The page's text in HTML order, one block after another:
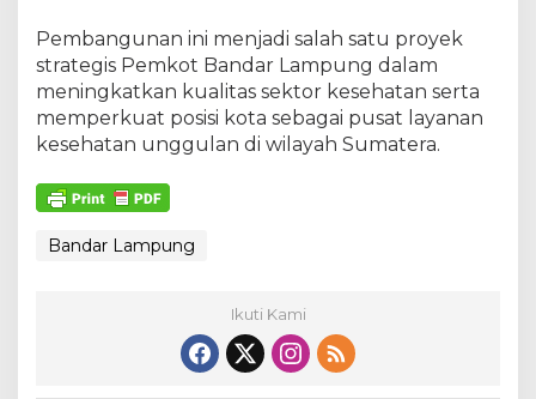
Pembangunan ini menjadi salah satu proyek
strategis Pemkot Bandar Lampung dalam
meningkatkan kualitas sektor kesehatan serta
memperkuat posisi kota sebagai pusat layanan
kesehatan unggulan di wilayah Sumatera.
Bandar Lampung
Ikuti Kami